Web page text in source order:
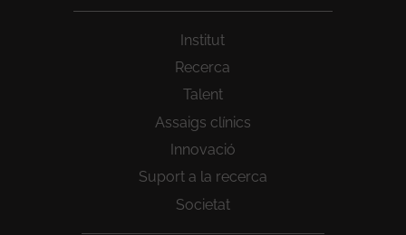
Institut
Recerca
Talent
Assaigs clínics
Innovació
Suport a la recerca
Societat